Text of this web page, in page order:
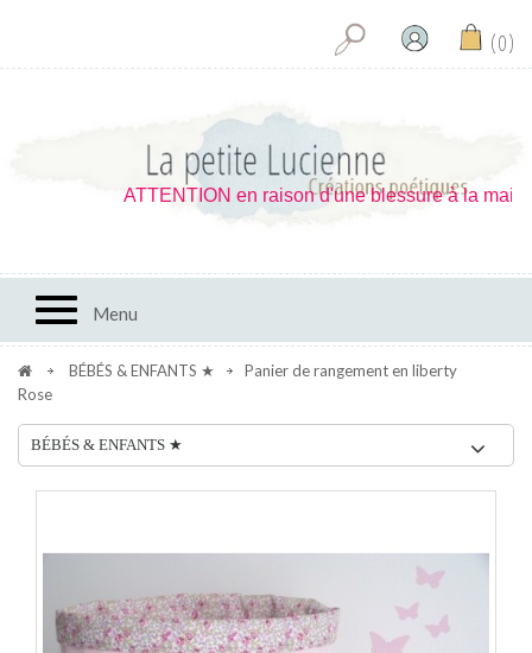
0
Toggle navigation
Menu
ATTENTION en raison d'une blessure à la main
BÉBÉS & ENFANTS ★
Panier de rangement en liberty
Rose
BÉBÉS & ENFANTS ★